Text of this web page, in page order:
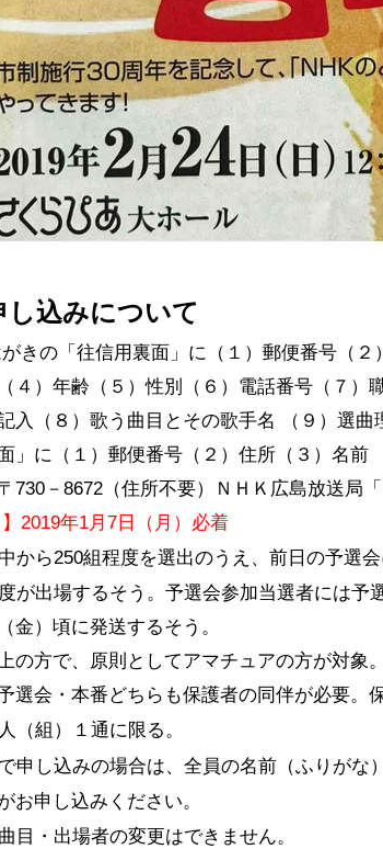
込みについて
きの「往信用裏面」に（１）郵便番号（
４）年齢（５）性別（６）電話番号（７
入（８）歌う曲目とその歌手名 （９）選曲
面」に（１）郵便番号（２）住所（３）名
730－8672（住所不要）ＮＨＫ広島放送局
2019年1月7日（月）必着
から250組程度を選出のうえ、前日の予選
が出場するそう。予選会参加当選者には予
金）頃に発送するそう。
の方で、原則としてアマチュアの方が対象。
選会・本番どちらも保護者の同伴が必要。
（組）１通に限る。
申し込みの場合は、全員の名前（ふりがな
お申し込みください。
目・出場者の変更はできません。